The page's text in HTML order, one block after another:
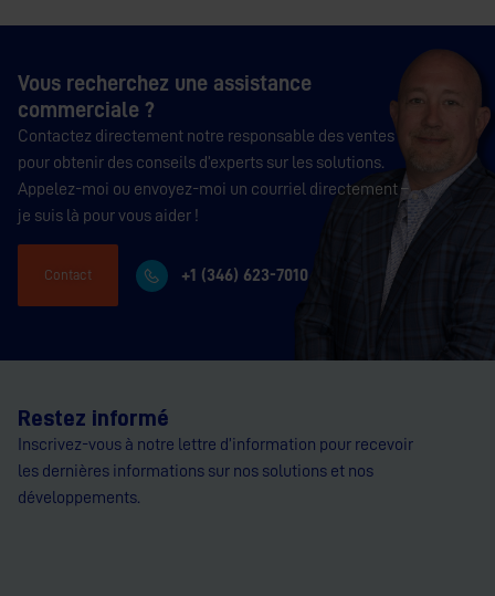
Vous recherchez une assistance
commerciale ?
Contactez directement notre responsable des ventes
pour obtenir des conseils d’experts sur les solutions.
Appelez-moi ou envoyez-moi un courriel directement –
je suis là pour vous aider !
Contact +1 (346) 623-7010
Restez informé
Inscrivez-vous à notre lettre d’information pour recevoir
les dernières informations sur nos solutions et nos
développements.